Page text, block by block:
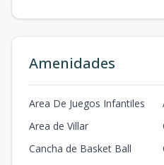
Amenidades
Area De Juegos Infantiles
Area de Villar
Cancha de Basket Ball